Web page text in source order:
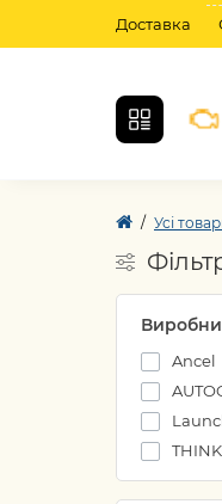
Доставка
Усі
Ancel